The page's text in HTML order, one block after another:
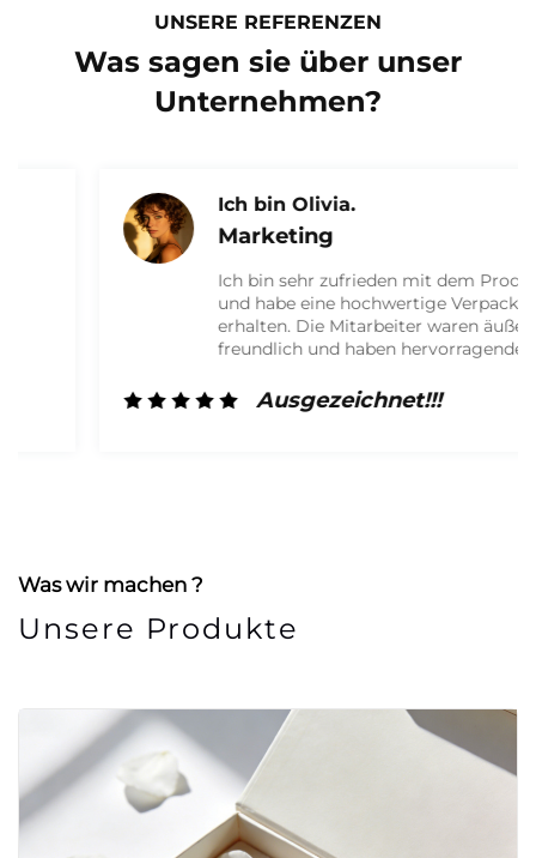
UNSERE REFERENZEN
Was sagen sie über unser
Unternehmen?
Ich bin Olivia.
Marketing
Ich bin sehr zufrieden mit dem Produkt
und habe eine hochwertige Verpackung
erhalten. Die Mitarbeiter waren äußerst
freundlich und haben hervorragende
Fall zukünftig wieder mit ihnen
zusammenarbeiten!
Ausgezeichnet!!!
Was wir machen ?
Unsere Produkte